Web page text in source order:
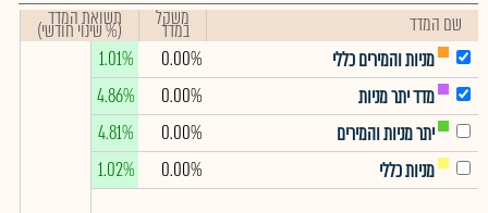
שם המדד משקל
במדד תשואת המדד
(% שינוי חודשי)
מניות והמירים כללי
0.00%
1.01%
מדד יתר מניות
0.00%
4.86%
יתר מניות והמירים
0.00%
4.81%
מניות כללי
0.00%
1.02%